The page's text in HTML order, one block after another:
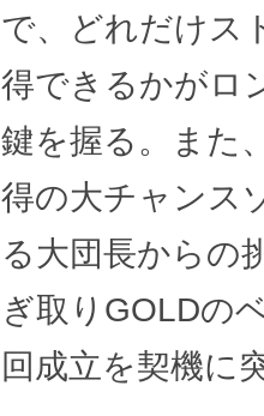
で、どれだけス
得できるかがロ
鍵を握る。また
得の大チャンス
る大団長からの
ぎ取りGOLDの
回成立を契機に